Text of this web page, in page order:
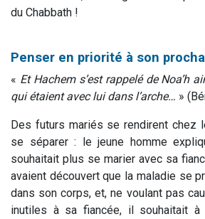
du Chabbath !
Penser en priorité à son
« Et Hachem s’est rappelé de Noa’h
qui étaient avec lui dans l’arche… »
Des futurs mariés se rendirent chez
se séparer : le jeune homme
souhaitait plus se marier avec sa
avaient découvert que la maladie se
dans son corps, et, ne voulant pas
inutiles à sa fiancée, il souhaitait à